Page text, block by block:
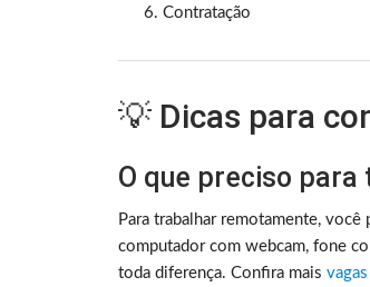
Contratação
💡 Dicas para
O que preciso
Para trabalhar remotamente,
computador com webcam, fone
toda diferença. Confira mais